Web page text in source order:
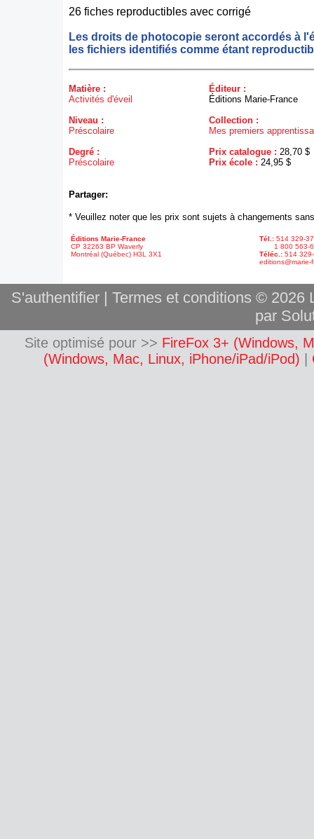
26 fiches reproductibles avec corrigé
Les droits de photocopie seront accordés à
les fichiers identifiés comme étant
Matière :
Activités d'éveil
Niveau :
Préscolaire
Degré :
Préscolaire
Éditeur :
Éditions Marie-France
Collection :
Mes premiers
Prix catalogue : 28,70 $
Prix école : 24,95 $
Partager:
* Veuillez noter que les prix sont sujets à changements
Éditions Marie-France
CP 32263 BP Waverly
Montréal (Québec) H3L 3X1
Tél.: 514 329-
1 800 563-
Téléc.: 514
editions@marie-
S'authentifier| Termes et conditions © 2026
par
Site optimisé pour >> FireFox 3+ (Windows,
(Windows, Mac, Linux, iPhone/iPad/iPod)